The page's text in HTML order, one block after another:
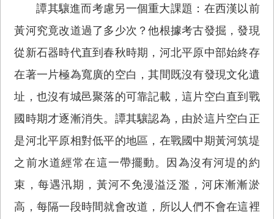
譚其驤進而考慮另一個重大課題：在西漢以前
黃河究竟改道過了多少次？他根據考古發掘，發現
從新石器時代直到春秋時期，河北平原中部始終存
在著一片極為寬廣的空白，其間既沒有發現文化遺
址，也沒有城邑聚落的可靠記載，這片空白直到戰
國時期才逐漸消失。譚其驤認為，由於這片空白正
是河北平原相對低平的地區，在戰國中期黃河筑堤
之前水道經常在這一帶擺動。因為沒有河堤的約
束，每遇汛期，黃河不免漫溢泛濫，河床漸漸淤
高，每隔一段時間就會改道，所以人們不會在這裡